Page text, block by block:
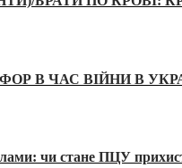
В ЧАС ВІЙНИ В
чи стане ПЦУ